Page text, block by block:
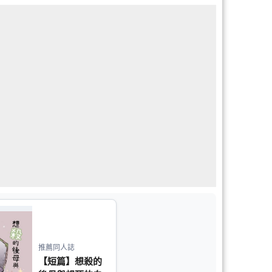
推薦同人誌
【短篇】想殺的